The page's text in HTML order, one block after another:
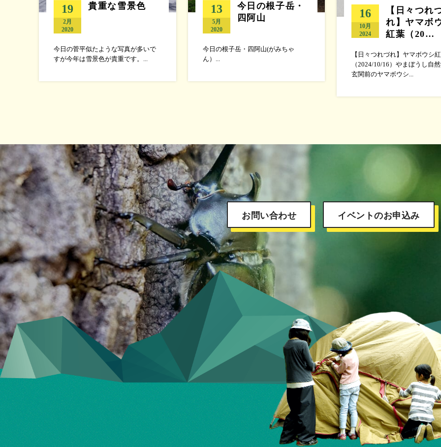
19
2月
2020
貴重な雪景色
今日の菅平似たような写真が多いで
すが今年は雪景色が貴重です。...
13
5月
2020
今日の根子岳・
四阿山
今日の根子岳・四阿山(がみちゃ
ん）...
16
10月
2024
【日々つれ
れ】ヤマボ
紅葉（20…
【日々つれづれ】ヤマボウシ
（2024/10/16）やまぼうし自
玄関前のヤマボウシ...
お問い合わせ イベントのお申込み